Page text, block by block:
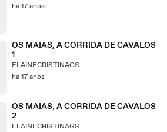
há 17 anos
OS MAIAS, A CORRIDA DE CAVALOS
1
ELAINECRISTINAGS
há 17 anos
OS MAIAS, A CORRIDA DE CAVALOS
2
ELAINECRISTINAGS